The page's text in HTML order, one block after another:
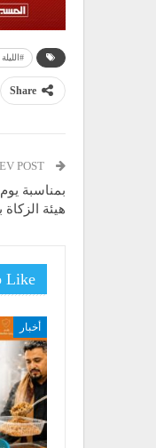
Share
بمناسبة
هيئة
Like
أخبار